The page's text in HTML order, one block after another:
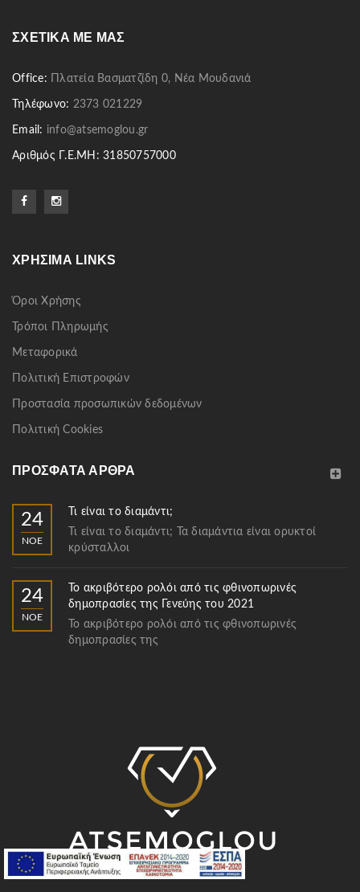
ΣΧΕΤΙΚΆ ΜΕ ΜΑΣ
Office: Πλατεία Βασματζίδη 0, Νέα Μουδανιά
Τηλέφωνο: 2373 021229
Email: info@atsemoglou.gr
Αριθμός Γ.Ε.ΜΗ: 31850757000
ΧΡΉΣΙΜΑ LINKS
Όροι Χρήσης
Τρόποι Πληρωμής
Μεταφορικά
Πολιτική Επιστροφών
Προστασία προσωπικών δεδομένων
Πολιτική Cookies
ΠΡΌΣΦΑΤΑ ΆΡΘΡΑ
24
ΝΟΈ
Τι είναι το διαμάντι;
Τι είναι το διαμάντι; Τα διαμάντια είναι ορυκτοί
κρύσταλλοι
24
ΝΟΈ
Το ακριβότερο ρολόι από τις φθινοπωρινές
δημοπρασίες της Γενεύης του 2021
Το ακριβότερο ρολόι από τις φθινοπωρινές
δημοπρασίες της